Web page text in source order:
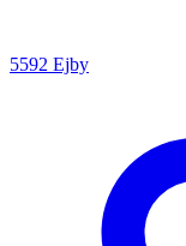
5592 Ejby